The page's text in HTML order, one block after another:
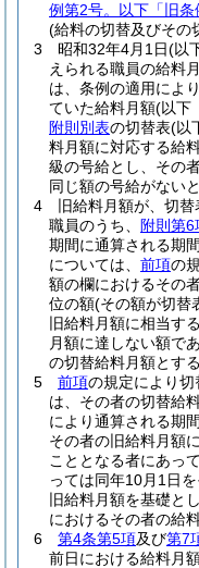
例第2号。以下「旧条
(給料の切替及びその
3
昭和32年4月1日(以
えられる職員の給料
は、条例の適用によ
ていた給料月額(以下
附則別表の切替表(以
料月額に対応する給
級の号給とし、その
同じ額の号給がない
4
旧給料月額が、切
職員のうち、
附則第6
期間に通算される期
については、 前項の
額の欄におけるその
位の額(その額が切替
旧給料月額に相当す
月額に達しない額で
の切替給料月額とする
5
前項の規定により
は、その者の切替給
により通算される期
その者の旧給料月額
こととなる者にあっ
っては同年10月1日
旧給料月額を基礎と
におけるその者の給
6
第4条第5項及び第7
前日における給料月